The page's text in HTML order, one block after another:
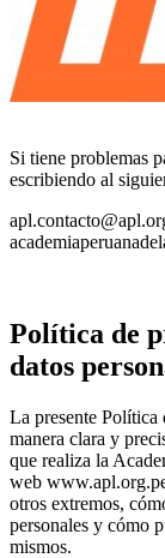
Si tiene problemas
escribiendo al
Política de
datos
La presente
manera clara y
que realiza la
web
otros extremos,
personales y cómo
mismos.